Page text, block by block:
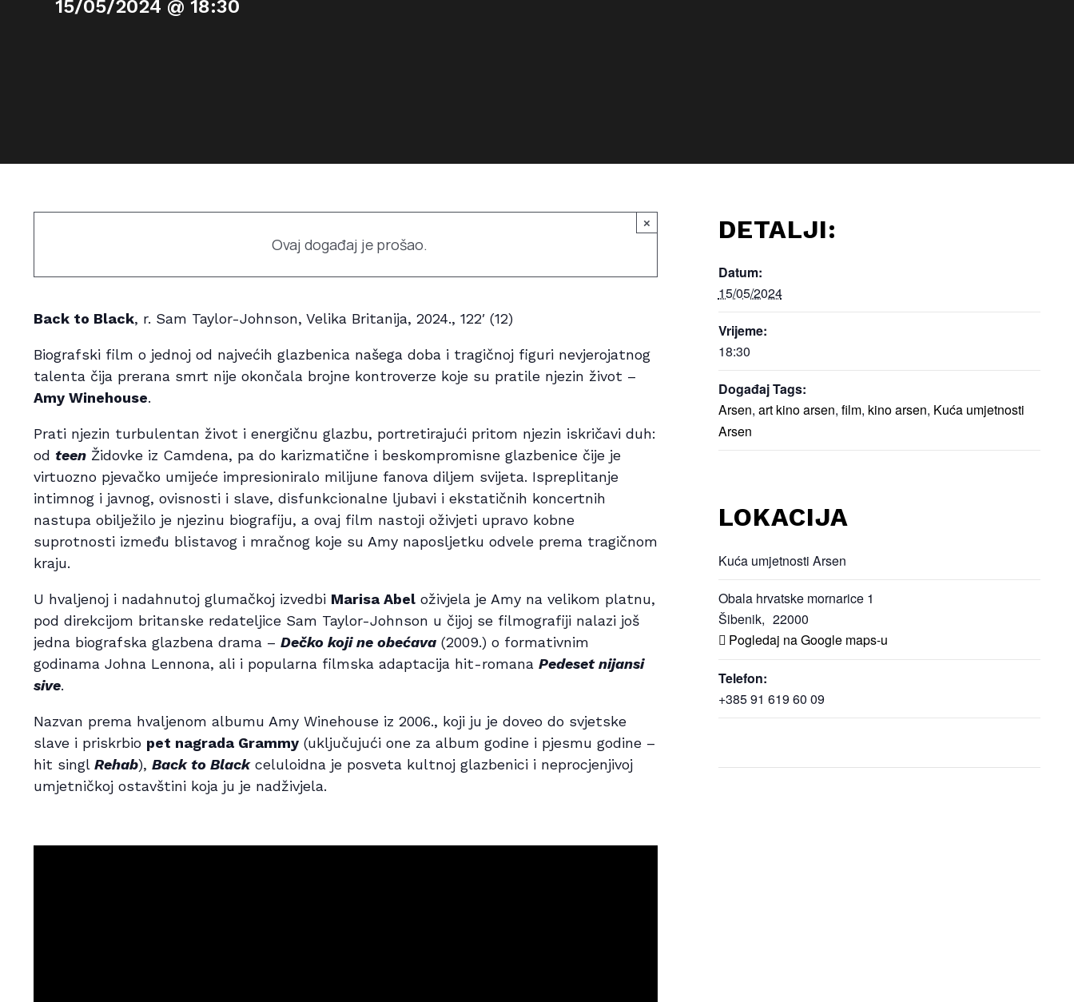
15/05/2024 @ 18:30
×
Ovaj događaj je prošao.
Back to Black, r. Sam Taylor-Johnson, Velika Britanija, 2024., 122′ (12)
Biografski film o jednoj od najvećih glazbenica našega doba i tragičnoj figuri nevjerojatnog
talenta čija prerana smrt nije okončala brojne kontroverze koje su pratile njezin život –
Amy Winehouse.
Prati njezin turbulentan život i energičnu glazbu, portretirajući pritom njezin iskričavi duh:
od teen Židovke iz Camdena, pa do karizmatične i beskompromisne glazbenice čije je
virtuozno pjevačko umijeće impresioniralo milijune fanova diljem svijeta. Ispreplitanje
intimnog i javnog, ovisnosti i slave, disfunkcionalne ljubavi i ekstatičnih koncertnih
nastupa obilježilo je njezinu biografiju, a ovaj film nastoji oživjeti upravo kobne
suprotnosti između blistavog i mračnog koje su Amy naposljetku odvele prema tragičnom
kraju.
U hvaljenoj i nadahnutoj glumačkoj izvedbi Marisa Abel oživjela je Amy na velikom platnu,
pod direkcijom britanske redateljice Sam Taylor-Johnson u čijoj se filmografiji nalazi još
jedna biografska glazbena drama – Dečko koji ne obećava (2009.) o formativnim
godinama Johna Lennona, ali i popularna filmska adaptacija hit-romana Pedeset nijansi
sive.
Nazvan prema hvaljenom albumu Amy Winehouse iz 2006., koji ju je doveo do svjetske
slave i priskrbio pet nagrada Grammy (uključujući one za album godine i pjesmu godine –
hit singl Rehab), Back to Blackceluloidna je posveta kultnoj glazbenici i neprocjenjivoj
umjetničkoj ostavštini koja ju je nadživjela.
DETALJI:
Datum:
15/05/2024
Vrijeme:
18:30
Događaj Tags:
Arsen, art kino arsen, film, kino arsen, Kuća umjetnosti
Arsen
LOKACIJA
Kuća umjetnosti Arsen
Obala hrvatske mornarice 1
Šibenik, 22000
Pogledaj na Google maps-u
Telefon:
+385 91 619 60 09